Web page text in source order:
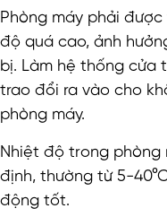
Phòng máy phải
độ quá cao, ảnh
bị. Làm hệ thống cửa
trao đổi ra vào cho
phòng máy.
Nhiệt độ trong phòng
định, thường từ 5-
động tốt.